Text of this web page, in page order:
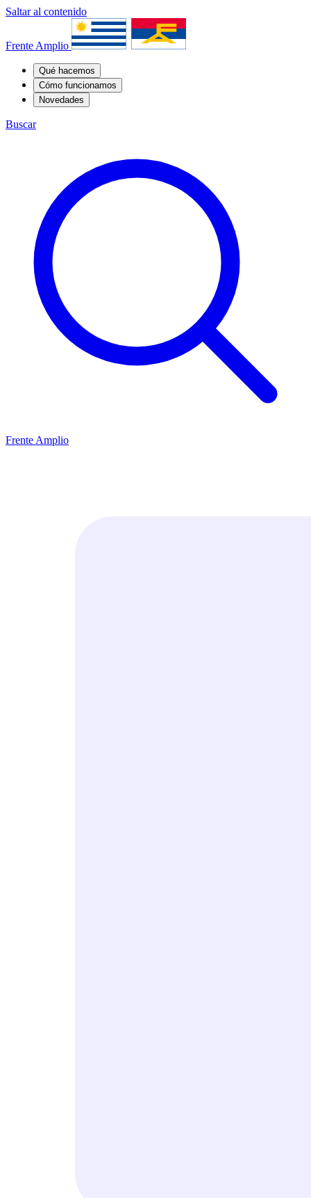
Saltar al contenido
Frente Amplio
Qué hacemos
Cómo funcionamos
Novedades
Buscar
Frente Amplio